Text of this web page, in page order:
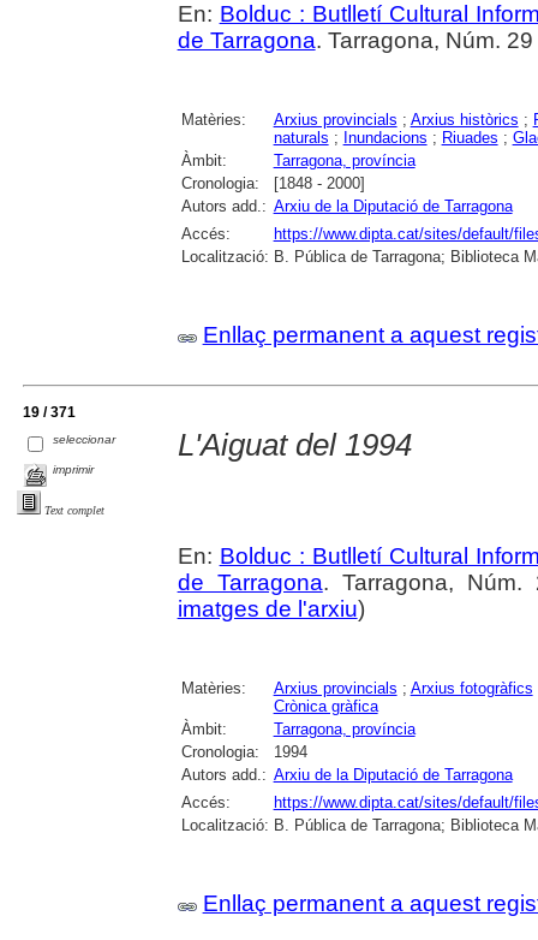
En: Bolduc : Butlletí Cultural
de Tarragona. Tarragona, Núm.
Matèries: Arxius provincials ; Arxius històrics ;
naturals ; Inundacions ; Riuades ;
Àmbit:
Tarragona, província
Cronologia:
[1848 - 2000]
Autors add.: Arxiu de la Diputació de Tarragona
Accés:
https://www.dipta.cat/sites/default/
Localització: B. Pública de Tarragona; Biblioteca
Enllaç permanent a aquest
19 / 371
seleccionar
imprimir
Text complet
L'Aiguat del 1994
En: Bolduc : Butlletí Cultural
de Tarragona. Tarragona,
imatges de l'arxiu)
Matèries: Arxius provincials ; Arxius fotogràfics
Crònica gràfica
Àmbit:
Tarragona, província
Cronologia:
1994
Autors add.: Arxiu de la Diputació de Tarragona
Accés:
https://www.dipta.cat/sites/default/
Localització: B. Pública de Tarragona; Biblioteca
Enllaç permanent a aquest